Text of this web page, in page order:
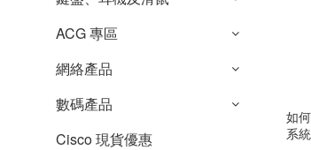
ACG 專區
網絡產品
數碼產品
Cisco 現貨優惠
如
系統